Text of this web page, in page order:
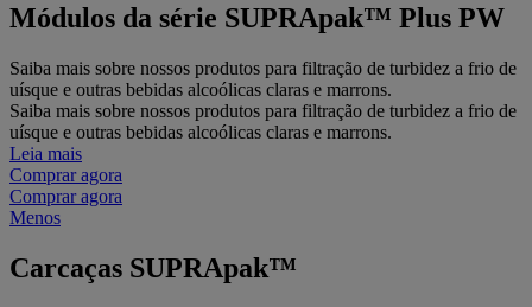
Módulos da série SUPRApak™ Plus PW
Saiba mais sobre nossos produtos para filtração de turbidez a frio de
uísque e outras bebidas alcoólicas claras e marrons.
Saiba mais sobre nossos produtos para filtração de turbidez a frio de
uísque e outras bebidas alcoólicas claras e marrons.
Leia mais
Comprar agora
Comprar agora
Menos
Carcaças SUPRApak™